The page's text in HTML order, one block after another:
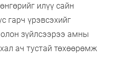
илүү сайн
гарч үрэвсэхийг
зүйлсээрээ амны
ач тустай төхөөрөмж